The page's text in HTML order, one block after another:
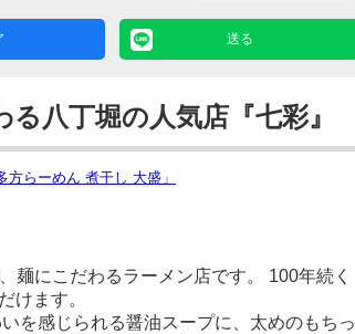
送る
八丁堀の人気店『七彩』
麺にこだわるラーメン店です。 100年続く
けます。
を感じられる醤油スープに、太めのもちっ